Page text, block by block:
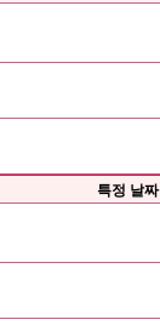
특정 날짜